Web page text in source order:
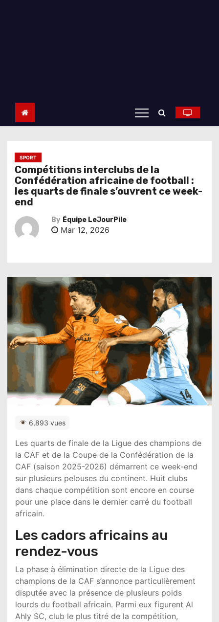
SPORT
Compétitions interclubs de la
Confédération africaine de football :
les quarts de finale s’ouvrent ce week-
end
By Équipe LeJourPile
Mar 12, 2026
6,893 vues
Les quarts de finale de la Ligue des champions de
la CAF et de la Coupe de la Confédération de la
CAF (saison 2025-2026) démarrent ce week-end
sur plusieurs pelouses du continent. Huit clubs
dans chaque compétition sont encore en course
pour une place dans le dernier carré du football
africain.
Les cadors africains au
rendez-vous
La phase à élimination directe de la Ligue des
champions de la CAF s’annonce particulièrement
disputée avec la présence de plusieurs poids
lourds du football africain. Parmi eux figurent Al
Ahly SC, club le plus titré de la compétition,